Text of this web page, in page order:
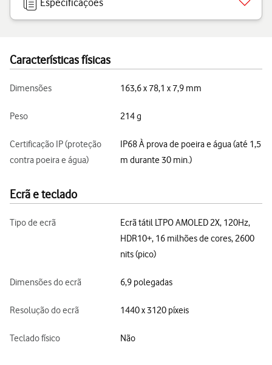
Especificações
Características físicas
Dimensões 163,6 x 78,1 x 7,9 mm
Peso 214 g
Certificação IP (proteção
contra poeira e água)
IP68 À prova de poeira e água (até 1,5
m durante 30 min.)
Ecrã e teclado
Tipo de ecrã
Ecrã tátil LTPO AMOLED 2X, 120Hz,
HDR10+, 16 milhões de cores, 2600
nits (pico)
Dimensões do ecrã 6,9 polegadas
Resolução do ecrã 1440 x 3120 píxeis
Teclado físico Não